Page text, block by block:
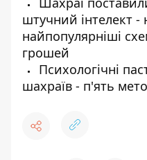
штучний інтелект -
найпопулярніші
грошей
Психологічні
шахраїв - п'ять